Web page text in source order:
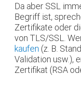
Da aber SSL
Begriff ist,
Zertifikate oder
von TLS/SSL.
kaufen (z. B.
Validation usw.),
Zertifikat (RSA